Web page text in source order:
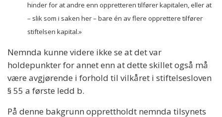
hinder for at andre enn oppretteren tilfører kapitalen, eller at
– slik som i saken her – bare én av flere opprettere tilfører
stiftelsen kapital.»
Nemnda kunne videre ikke se at det var
holdepunkter for annet enn at dette skillet også må
være avgjørende i forhold til vilkåret i stiftelsesloven
§ 55 a første ledd b.
På denne bakgrunn opprettholdt nemnda tilsynets